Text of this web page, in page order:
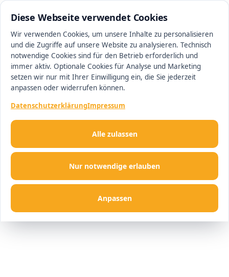
Diese Webseite verwendet Cookies
Wir verwenden Cookies, um unsere Inhalte zu personalisieren
und die Zugriffe auf unsere Website zu analysieren. Technisch
notwendige Cookies sind für den Betrieb erforderlich und
immer aktiv. Optionale Cookies für Analyse und Marketing
setzen wir nur mit Ihrer Einwilligung ein, die Sie jederzeit
anpassen oder widerrufen können.
DatenschutzerklärungImpressum
Nur notwendige erlauben
Anpassen
Alle zulassen